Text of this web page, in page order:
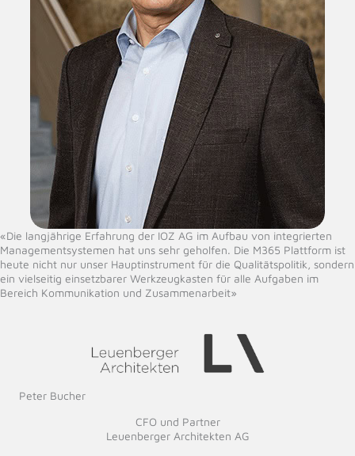
«Die langjährige Erfahrung der IOZ AG im Aufbau von integrierten
Managementsystemen hat uns sehr geholfen. Die M365 Plattform ist
heute nicht nur unser Hauptinstrument für die Qualitätspolitik, sondern
ein vielseitig einsetzbarer Werkzeugkasten für alle Aufgaben im
Bereich Kommunikation und Zusammenarbeit»
Peter Bucher
CFO und Partner
Leuenberger Architekten AG